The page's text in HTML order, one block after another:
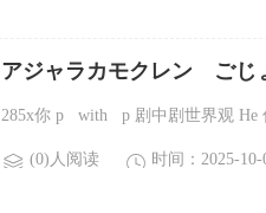
アジャラカモクレン ごじ
285x你 p with p 剧中剧世界观 He
(0)人阅读 时间：2025-10-